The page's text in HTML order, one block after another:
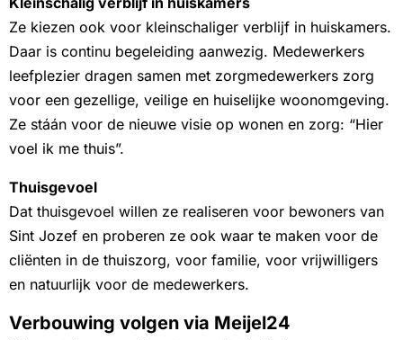
Ze kiezen ook voor kleinschaliger verblijf in huiskamers.
Daar is continu begeleiding aanwezig. Medewerkers
leefplezier dragen samen met zorgmedewerkers zorg
voor een gezellige, veilige en huiselijke woonomgeving.
Ze stáán voor de nieuwe visie op wonen en zorg: “Hier
voel ik me thuis”.
Thuisgevoel
Dat thuisgevoel willen ze realiseren voor bewoners van
Sint Jozef en proberen ze ook waar te maken voor de
cliënten in de thuiszorg, voor familie, voor vrijwilligers
en natuurlijk voor de medewerkers.
Verbouwing volgen via Meijel24